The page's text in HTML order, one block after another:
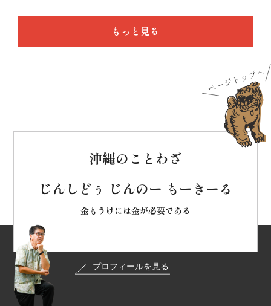
もっと見る
沖縄のことわざ
じんしどぅ じんのー もーきーる
金もうけには金が必要である